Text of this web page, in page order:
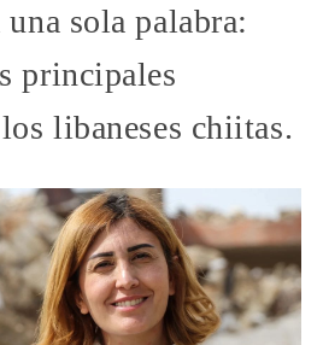
sola palabra:
principales
libaneses chiitas.